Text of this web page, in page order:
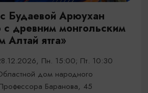
Будаевой Арюухан
с древним монгольским
Алтай ятга»
Пн. 15:00; Пт. 10:30
дом народного
Баранова, 45